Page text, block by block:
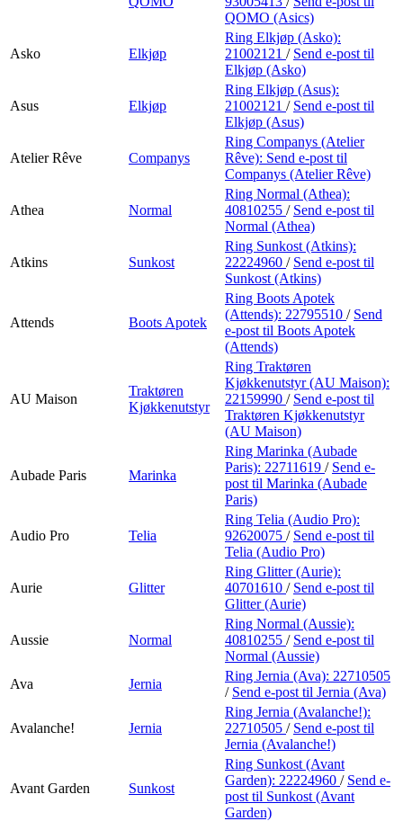
QOMO (Asics)
Asko Elkjøp
Ring Elkjøp (Asko):
21002121 / Send e-post til
Elkjøp (Asko)
Asus Elkjøp
Ring Elkjøp (Asus):
21002121 / Send e-post til
Elkjøp (Asus)
Atelier Rêve Companys
Ring Companys (Atelier
Rêve): Send e-post til
Companys (Atelier Rêve)
Athea Normal
Ring Normal (Athea):
40810255 / Send e-post til
Normal (Athea)
Atkins Sunkost
Ring Sunkost (Atkins):
22224960 / Send e-post til
Sunkost (Atkins)
Attends Boots Apotek
Ring Boots Apotek
(Attends): 22795510 / Send
e-post til Boots Apotek
(Attends)
AU Maison
Traktøren
Kjøkkenutstyr
Ring Traktøren
Kjøkkenutstyr (AU Maison):
22159990 / Send e-post til
Traktøren Kjøkkenutstyr
(AU Maison)
Aubade Paris Marinka
Ring Marinka (Aubade
Paris): 22711619 / Send e-
post til Marinka (Aubade
Paris)
Audio Pro Telia
Ring Telia (Audio Pro):
92620075 / Send e-post til
Telia (Audio Pro)
Aurie Glitter
Ring Glitter (Aurie):
40701610 / Send e-post til
Glitter (Aurie)
Aussie Normal
Ring Normal (Aussie):
40810255 / Send e-post til
Normal (Aussie)
Ava
Jernia
Ring Jernia (Ava): 22710505
/ Send e-post til Jernia (Ava)
Avalanche! Jernia
Ring Jernia (Avalanche!):
22710505 / Send e-post til
Jernia (Avalanche!)
Avant Garden Sunkost
Ring Sunkost (Avant
Garden): 22224960 / Send e-
post til Sunkost (Avant
Garden)